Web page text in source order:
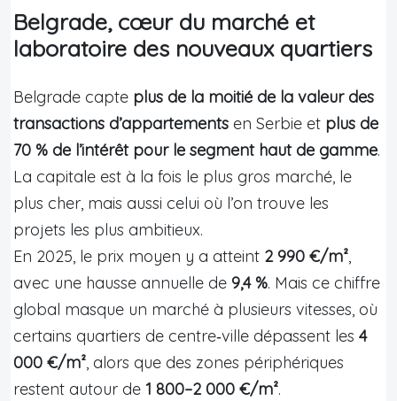
Belgrade, cœur du marché et
laboratoire des nouveaux quartiers
Belgrade capte plus de la moitié de la valeur des
transactions d’appartements en Serbie et plus de
70 % de l’intérêt pour le segment haut de gamme.
La capitale est à la fois le plus gros marché, le
plus cher, mais aussi celui où l’on trouve les
projets les plus ambitieux.
En 2025, le prix moyen y a atteint 2 990 €/m²,
avec une hausse annuelle de 9,4 %. Mais ce chiffre
global masque un marché à plusieurs vitesses, où
certains quartiers de centre‑ville dépassent les 4
000 €/m², alors que des zones périphériques
restent autour de 1 800–2 000 €/m².